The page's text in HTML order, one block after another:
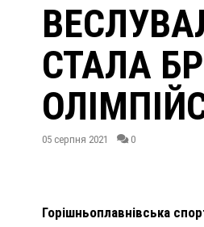
СТАЛА
05 серпня 2021 0
Горішньоплавнівська